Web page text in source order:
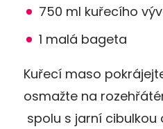
750 ml kuřecího
1 malá bageta
Kuřecí maso
osmažte na
spolu s jarní cibulkou